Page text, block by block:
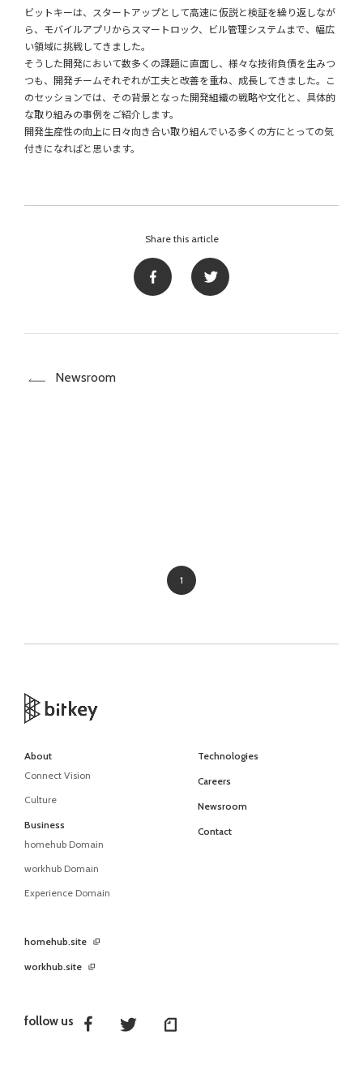
ビットキーは、スタートアップとして高速に仮説と検証を繰り返しなが
ら、モバイルアプリからスマートロック、ビル管理システムまで、幅広
い領域に挑戦してきました。
そうした開発において数多くの課題に直面し、様々な技術負債を生みつ
つも、開発チームそれぞれが工夫と改善を重ね、成長してきました。こ
のセッションでは、その背景となった開発組織の戦略や文化と、具体的
な取り組みの事例をご紹介します。
開発生産性の向上に日々向き合い取り組んでいる多くの方にとっての気
付きになればと思います。
Share this article
Newsroom
1
follow us
About
Connect Vision
Culture
Business
homehub Domain
workhub Domain
Experience Domain
Technologies
Careers
Newsroom
Contact
homehub.site
workhub.site